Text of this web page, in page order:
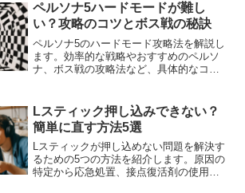
ペルソナ5ハードモードが難し
い？攻略のコツとボス戦の秘訣
ペルソナ5のハードモード攻略法を解説し
ます。効率的な戦略やおすすめのペルソ
ナ、ボス戦の攻略法など、具体的なコツ
を味わえるでしょう。
Lスティック押し込みできない？
簡単に直す方法5選
Lスティックが押し込めない問題を解決す
るための5つの方法を紹介します。原因の
特定から応急処置、接点復活剤の使用、